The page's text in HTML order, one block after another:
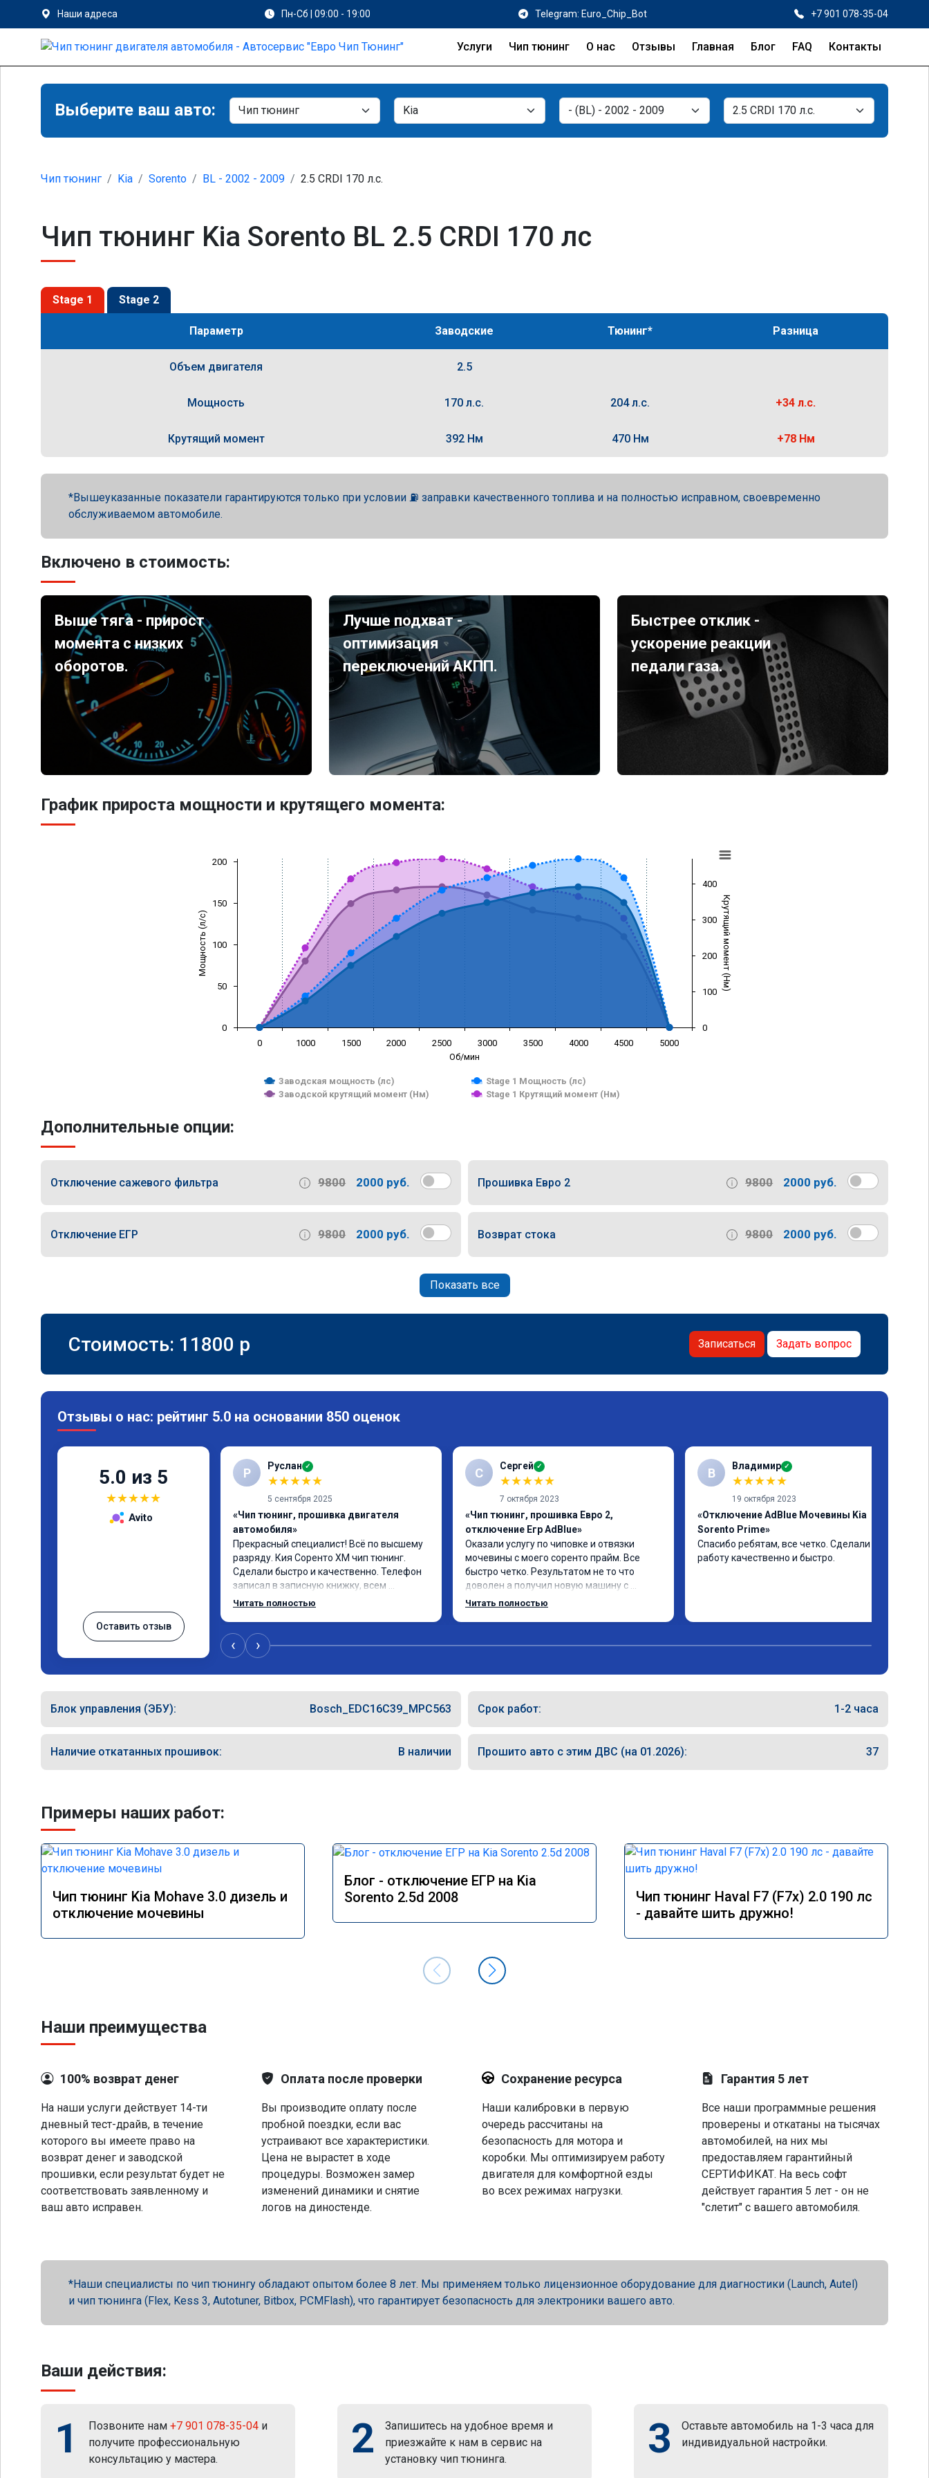
Наши адреса Пн-Сб | 09:00 - 19:00 Telegram: Euro_Chip_Bot +7 901 078-35-04
Услуги Чип тюнинг О нас Отзывы Главная Блог FAQ Контакты
Выберите ваш авто:
Чип тюнинг Kia Sorento BL - 2002 - 2009 2.5 CRDI 170 л.с.
Чип тюнинг Kia Sorento BL 2.5 CRDI 170 лс
Stage 1 Stage 2
Параметр Заводские Тюнинг* Разница
Объем двигателя 2.5
Мощность 170 л.с. 204 л.с. +34 л.с.
Крутящий момент 392 Нм 470 Нм +78 Нм
Вышеуказанные показатели гарантируются только при условии ⛽ заправки качественного топлива и на полностью исправном, своевременно
обслуживаемом автомобиле.
Включено в стоимость:
Выше тяга - прирост
момента с низких
оборотов.
Лучше подхват -
оптимизация
переключений АКПП.
Быстрее отклик -
ускорение реакции
педали газа.
График прироста мощности и крутящего момента:
Об/мин
Мощность (л/с) Крутящий момент (Нм)
Заводская мощность (лс)
Stage 1 Мощность (лс)
Заводской крутящий момент (Нм)
Stage 1 Крутящий момент (Нм)
0 1000 1500 2000 2500 3000 3500 4000 4500 5000
0
50
100
150
200
0
100
200
300
400
Дополнительные опции:
Отключение сажевого фильтра 9800 2000 руб. Прошивка Евро 2 9800 2000 руб.
Отключение ЕГР 9800 2000 руб. Возврат стока 9800 2000 руб.
Показать все
Стоимость: 11800 p Записаться Задать вопрос
Отзывы о нас: рейтинг 5.0 на основании 850 оценок
5.0 из 5
★★★★★
Avito
Оставить отзыв
Р Руслан ✓
★★★★★
5 сентября 2025
«Чип тюнинг, прошивка двигателя
автомобиля»
Прекрасный специалист! Всё по высшему
разряду. Кия Соренто XM чип тюнинг.
Сделали быстро и качественно. Телефон
записал в записную книжку, всем
рекомендую! Еще вот поеду в ближайшее
Читать полностью
С Сергей ✓
★★★★★
7 октября 2023
«Чип тюнинг, прошивка Евро 2,
отключение Егр AdBlue»
Оказали услугу по чиповке и отвязки
мочевины с моего соренто прайм. Все
быстро четко. Результатом не то что
доволен а получил новую машину с
отличным откликом. Доволен как слон.
Читать полностью
В Владимир ✓
★★★★★
19 октября 2023
«Отключение AdBlue Мочевины Kia
Sorento Prime»
Спасибо ребятам, все четко. Сделали всю
работу качественно и быстро.
‹ ›
Блок управления (ЭБУ): Bosch_EDC16C39_MPC563 Срок работ: 1-2 часа
Наличие откатанных прошивок: В наличии Прошито авто с этим ДВС (на 01.2026): 37
Примеры наших работ:
Чип тюнинг Kia Mohave 3.0 дизель и
отключение мочевины
Блог - отключение ЕГР на Kia
Sorento 2.5d 2008
Чип тюнинг Haval F7 (F7x) 2.0 190 лс
- давайте шить дружно!
Наши преимущества
100% возврат денег
На наши услуги действует 14-ти
дневный тест-драйв, в течение
которого вы имеете право на
возврат денег и заводской
прошивки, если результат будет не
соответствовать заявленному и
ваш авто исправен.
Оплата после проверки
Вы производите оплату после
пробной поездки, если вас
устраивают все характеристики.
Цена не вырастет в ходе
процедуры. Возможен замер
изменений динамики и снятие
логов на диностенде.
Сохранение ресурса
Наши калибровки в первую
очередь рассчитаны на
безопасность для мотора и
коробки. Мы оптимизируем работу
двигателя для комфортной езды
во всех режимах нагрузки.
Гарантия 5 лет
Все наши программные решения
проверены и откатаны на тысячах
автомобилей, на них мы
предоставляем гарантийный
СЕРТИФИКАТ. На весь софт
действует гарантия 5 лет - он не
"слетит" с вашего автомобиля.
Наши специалисты по чип тюнингу обладают опытом более 8 лет. Мы применяем только лицензионное оборудование для диагностики (Launch, Autel)
и чип тюнинга (Flex, Kess 3, Autotuner, Bitbox, PCMFlash), что гарантирует безопасность для электроники вашего авто.
Ваши действия:
1 Позвоните нам +7 901 078-35-04 и
получите профессиональную
консультацию у мастера.
2
Запишитесь на удобное время и
приезжайте к нам в сервис на
установку чип тюнинга.
3
Оставьте автомобиль на 1-3 часа для
индивидуальной настройки.